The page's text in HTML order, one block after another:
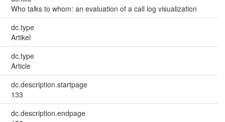
Who talks to whom: an evaluation of a call log visualization
dc.type
Artikel
dc.type
Article
dc.description.startpage
133
dc.description.endpage